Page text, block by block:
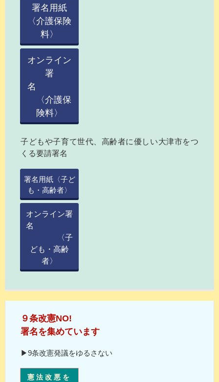
署名用紙
〈介護保険
料〉
オンライン
署
名
〈介護保
険料〉
子どもや子育て世代、高齢者に優しい大津市をつ
くる要請署名
署名用紙〈子ど
も・高齢者〉
オンライン署
名
〈子
ども・高齢
者〉
９条改憲NO!
署名を集めています
▶9条改憲発議をゆるさない
憲法改悪を